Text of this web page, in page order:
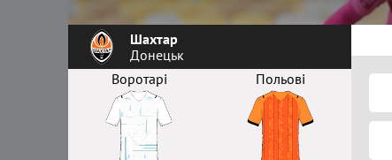
Шахтар
Донецьк
Воротарі
Польові